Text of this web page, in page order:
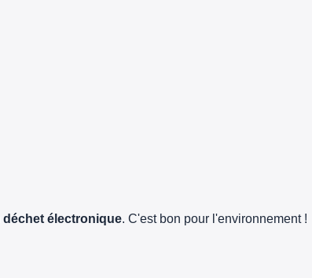
déchet électronique. C'est bon pour l'environnement !